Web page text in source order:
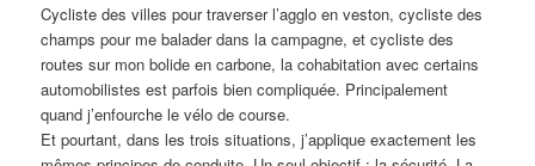
Cycliste des villes pour traverser l’agglo en veston, cycliste des
champs pour me balader dans la campagne, et cycliste des
routes sur mon bolide en carbone, la cohabitation avec certains
automobilistes est parfois bien compliquée. Principalement
quand j’enfourche le vélo de course.
Et pourtant, dans les trois situations, j’applique exactement les